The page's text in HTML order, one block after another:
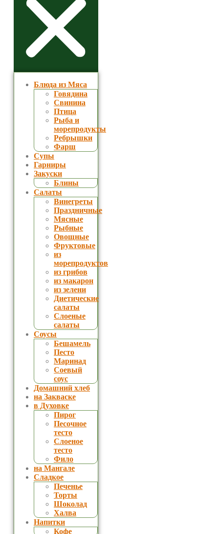
Блюда из Мяса
Говядина
Свинина
Птица
Рыба и
морепродукты
Ребрышки
Фарш
Супы
Гарниры
Закуски
Блины
Салаты
Винегреты
Праздничные
Мясные
Рыбные
Овощные
Фруктовые
из
морепродуктов
из грибов
из макарон
из зелени
Диетические
салаты
Слоеные
салаты
Соусы
Бешамель
Песто
Маринад
Соевый
соус
Домашний хлеб
на Закваске
в Духовке
Пирог
Песочное
тесто
Слоеное
тесто
Фило
на Мангале
Сладкое
Печенье
Торты
Шоколад
Халва
Напитки
Кофе